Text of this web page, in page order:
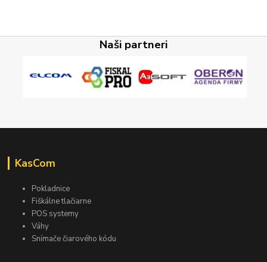
Naši partneri
KasCom
Pokladnice
Fiškálne tlačiarne
POS systemy
Váhy
Snímače čiarového kódu